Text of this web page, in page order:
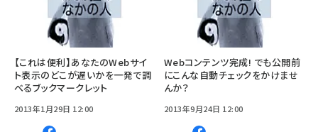
【これは便利】あなたのWebサイ
ト表示のどこが遅いかを一発で調
べるブックマークレット
2013年1月29日 12:00
Webコンテンツ完成! でも公開前
にこんな自動チェックをかけませ
んか？
2013年9月24日 12:00